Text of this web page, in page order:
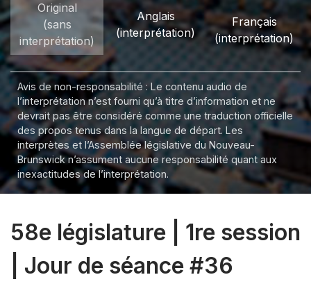
Original
(sans
interprétation)
Anglais
(interprétation)
Français
(interprétation)
Avis de non-responsabilité : Le contenu audio de
l’interprétation n’est fourni qu’à titre d’information et ne
devrait pas être considéré comme une traduction officielle
des propos tenus dans la langue de départ. Les
interprètes et l’Assemblée législative du Nouveau-
Brunswick n’assument aucune responsabilité quant aux
inexactitudes de l’interprétation.
58e législature | 1re session
| Jour de séance #36